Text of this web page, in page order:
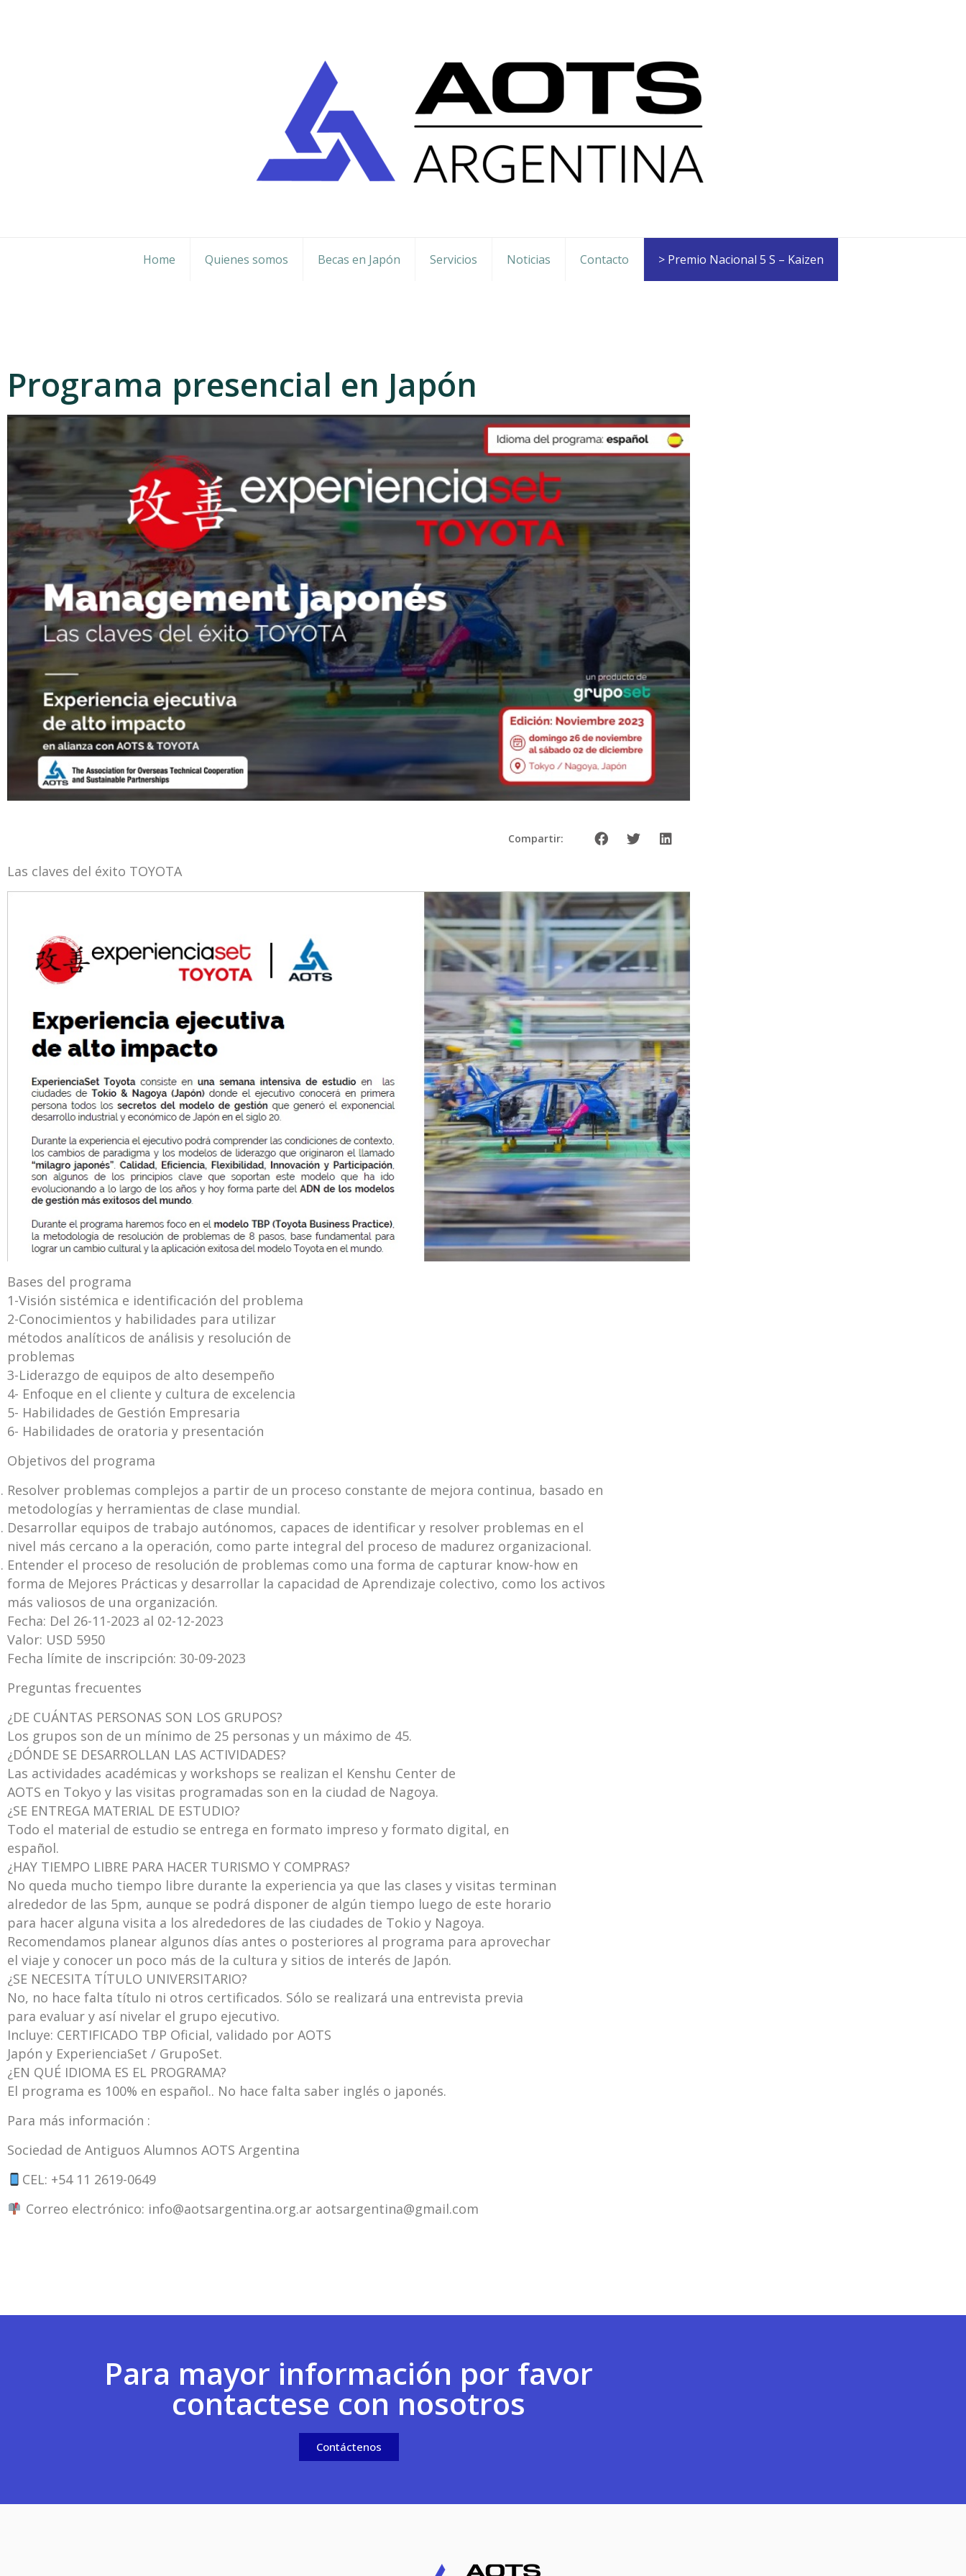
Home Quienes somos Becas en Japón Servicios Noticias Contacto > Premio Nacional 5 S – Kaizen
Programa presencial en Japón
Compartir:
Las claves del éxito TOYOTA
Bases del programa
1-Visión sistémica e identificación del problema
2-Conocimientos y habilidades para utilizar
métodos analíticos de análisis y resolución de
problemas
3-Liderazgo de equipos de alto desempeño
4- Enfoque en el cliente y cultura de excelencia
5- Habilidades de Gestión Empresaria
6- Habilidades de oratoria y presentación
Objetivos del programa
Resolver problemas complejos a partir de un proceso constante de mejora continua, basado en
metodologías y herramientas de clase mundial.
Desarrollar equipos de trabajo autónomos, capaces de identificar y resolver problemas en el
nivel más cercano a la operación, como parte integral del proceso de madurez organizacional.
Entender el proceso de resolución de problemas como una forma de capturar know-how en
forma de Mejores Prácticas y desarrollar la capacidad de Aprendizaje colectivo, como los activos
más valiosos de una organización.
Fecha: Del 26-11-2023 al 02-12-2023
Valor: USD 5950
Fecha límite de inscripción: 30-09-2023
Preguntas frecuentes
¿DE CUÁNTAS PERSONAS SON LOS GRUPOS?
Los grupos son de un mínimo de 25 personas y un máximo de 45.
¿DÓNDE SE DESARROLLAN LAS ACTIVIDADES?
Las actividades académicas y workshops se realizan el Kenshu Center de
AOTS en Tokyo y las visitas programadas son en la ciudad de Nagoya.
¿SE ENTREGA MATERIAL DE ESTUDIO?
Todo el material de estudio se entrega en formato impreso y formato digital, en
español.
¿HAY TIEMPO LIBRE PARA HACER TURISMO Y COMPRAS?
No queda mucho tiempo libre durante la experiencia ya que las clases y visitas terminan
alrededor de las 5pm, aunque se podrá disponer de algún tiempo luego de este horario
para hacer alguna visita a los alrededores de las ciudades de Tokio y Nagoya.
Recomendamos planear algunos días antes o posteriores al programa para aprovechar
el viaje y conocer un poco más de la cultura y sitios de interés de Japón.
¿SE NECESITA TÍTULO UNIVERSITARIO?
No, no hace falta título ni otros certificados. Sólo se realizará una entrevista previa
para evaluar y así nivelar el grupo ejecutivo.
Incluye: CERTIFICADO TBP Oficial, validado por AOTS
Japón y ExperienciaSet / GrupoSet.
¿EN QUÉ IDIOMA ES EL PROGRAMA?
El programa es 100% en español.. No hace falta saber inglés o japonés.
Para más información :
Sociedad de Antiguos Alumnos AOTS Argentina
CEL: +54 11 2619-0649
Correo electrónico: info@aotsargentina.org.ar aotsargentina@gmail.com
Para mayor información por favor
contactese con nosotros
Contáctenos